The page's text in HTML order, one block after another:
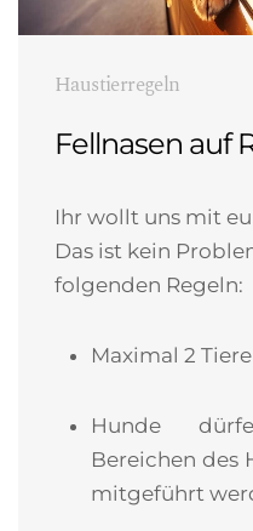
Haustierregeln
Fellnasen auf
Ihr wollt uns mit
Das ist kein
folgenden Regeln:
Maximal 2
Hunde
Bereichen des
mitgeführt